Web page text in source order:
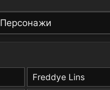
Персонажи
Freddye Lins